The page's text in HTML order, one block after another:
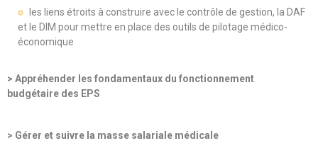
les liens étroits à construire avec le contrôle de gestion, la DAF
et le DIM pour mettre en place des outils de pilotage médico-
économique
> Appréhender les fondamentaux du fonctionnement
budgétaire des EPS
> Gérer et suivre la masse salariale médicale